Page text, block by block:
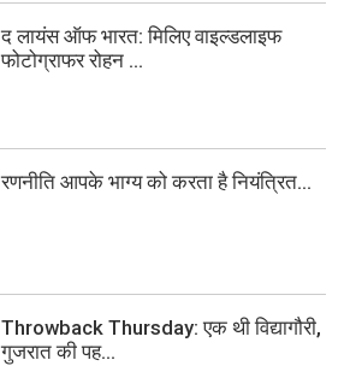
द लायंस ऑफ भारत: मिलिए वाइल्डलाइफ
फोटोग्राफर रोहन ...
रणनीति आपके भाग्य को करता है नियंत्रित...
Throwback Thursday: एक थी विद्यागौरी,
गुजरात की पह...